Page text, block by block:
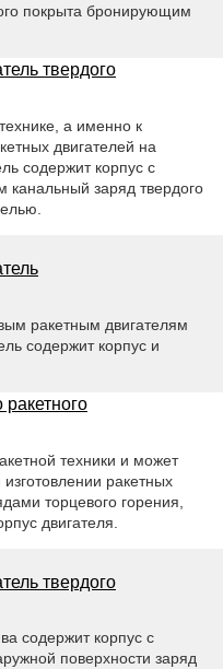
покрыта бронирующим
твердого
а именно к
двигателей на
содержит корпус с
заряд твердого
ракетным двигателям
содержит корпус и
техники и может
ракетных
торцевого горения,
двигателя.
твердого
содержит корпус с
поверхности заряд